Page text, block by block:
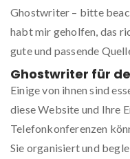
Ghostwriter – bitte
habt mir geholfen, das
gute und passende
Ghostwriter für
Einige von ihnen sind
diese Website und Ihre
Telefonkonferenzen
Sie organisiert und